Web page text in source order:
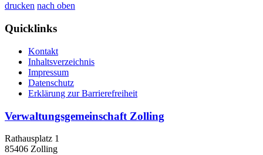
drucken nach oben
Quicklinks
Kontakt
Inhaltsverzeichnis
Impressum
Datenschutz
Erklärung zur Barrierefreiheit
Verwaltungsgemeinschaft Zolling
Rathausplatz 1
85406 Zolling